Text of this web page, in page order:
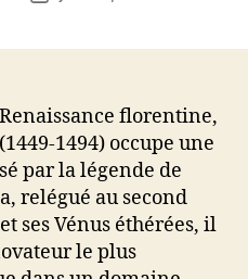
florentine,
1494) occupe une
par la légende de
relégué au second
ses Vénus éthérées, il
le plus